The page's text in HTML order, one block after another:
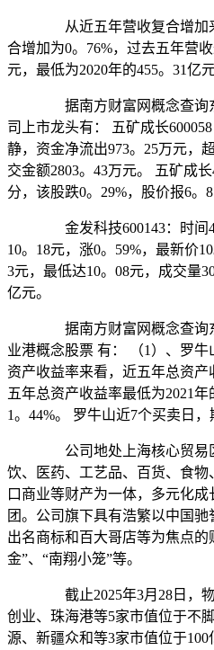
从近五年营收复合增加
合增加为0。76%，过去五年营
元，最低为2020年的455。31亿元
据南方财富网概念查询
司上市龙头有： 五矿成长
静，资金净流出973。25万元，
交金额2803。43万元。 五矿成
分，该股跌0。29%，股价报6。
金发科技600143：时间4
10。18元，涨0。59%，最新价
3元，最低达10。08元，成交量
亿元。
据南方财富网概念查询
业港概念股票 有： （1）、罗牛
资产收益率来看，近五年总资产
五年总资产收益率最低为2021年
1。44%。 罗牛山近7个买卖日，
公司地处上海核心贸易
饮、医药、工艺品、百货、食
口商业等财产为一体，多元化
团。公司旗下具有浩繁以中国
出名商标和百大哥店等为焦点
金”、“南翔小笼”等。
截止2025年3月28日，物
创业、珠海港等5家市值位于不
源、新疆众和等3家市值位于